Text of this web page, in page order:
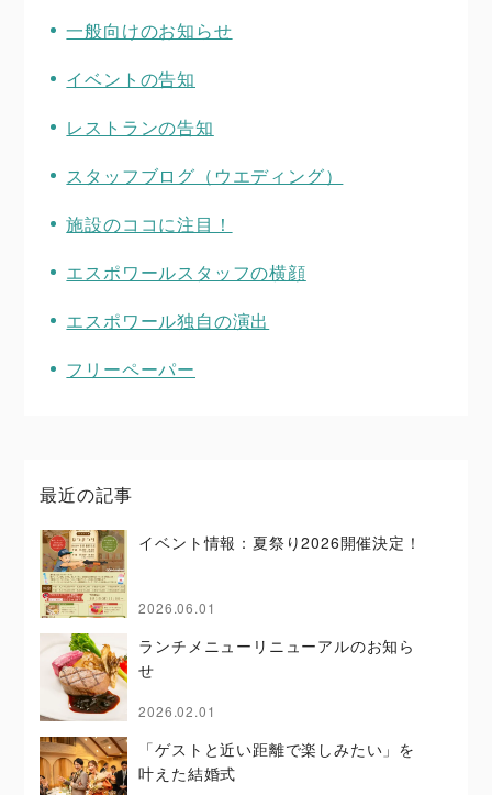
一般向けのお知らせ
イベントの告知
レストランの告知
スタッフブログ（ウエディング）
施設のココに注目！
エスポワールスタッフの横顔
エスポワール独自の演出
フリーペーパー
最近の記事
イベント情報：夏祭り2026開催決定！
2026.06.01
ランチメニューリニューアルのお知ら
せ
2026.02.01
「ゲストと近い距離で楽しみたい」を
叶えた結婚式